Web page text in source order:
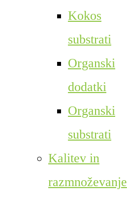
Kokos
substrati
Organski
dodatki
Organski
substrati
Kalitev in
razmnoževanje